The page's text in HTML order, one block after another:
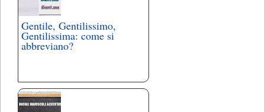
Gentile, Gentilissimo,
Gentilissima: come si
abbreviano?